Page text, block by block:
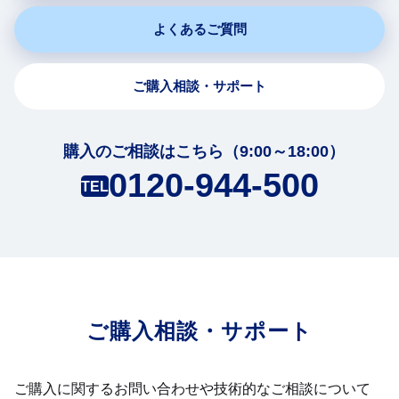
よくあるご質問
ご購入相談・サポート
購入のご相談はこちら（9:00～18:00）
TEL 0120-944-500
ご購入相談・サポート
ご購入に関するお問い合わせや技術的なご相談について